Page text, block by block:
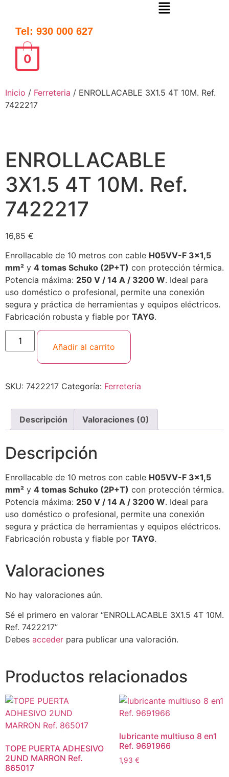
Tel: 930 000 627
0
Inicio / Ferreteria / ENROLLACABLE 3X1.5 4T 10M. Ref.
7422217
ENROLLACABLE
3X1.5 4T 10M. Ref.
7422217
16,85 €
Enrollacable de 10 metros con cable H05VV-F 3×1,5
mm² y 4 tomas Schuko (2P+T) con protección térmica.
Potencia máxima: 250 V / 14 A / 3200 W. Ideal para
uso doméstico o profesional, permite una conexión
segura y práctica de herramientas y equipos eléctricos.
Fabricación robusta y fiable por TAYG.
Añadir al carrito
SKU: 7422217 Categoría: Ferreteria
Descripción Valoraciones (0)
Descripción
Enrollacable de 10 metros con cable H05VV-F 3×1,5
mm² y 4 tomas Schuko (2P+T) con protección térmica.
Potencia máxima: 250 V / 14 A / 3200 W. Ideal para
uso doméstico o profesional, permite una conexión
segura y práctica de herramientas y equipos eléctricos.
Fabricación robusta y fiable por TAYG.
Valoraciones
No hay valoraciones aún.
Sé el primero en valorar “ENROLLACABLE 3X1.5 4T 10M.
Ref. 7422217”
Debes acceder para publicar una valoración.
Productos relacionados
TOPE PUERTA ADHESIVO
2UND MARRON Ref.
865017
lubricante multiuso 8 en1
Ref. 9691966
1,93 €